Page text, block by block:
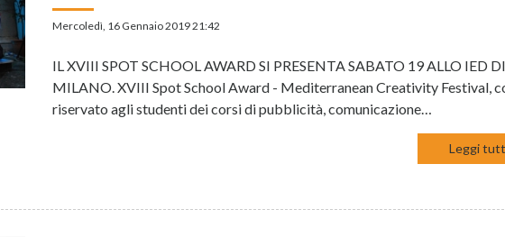
Mercoledì, 16 Gennaio 2019 21:42
IL XVIII SPOT SCHOOL AWARD SI PRESENTA SABATO 19 ALLO IED DI
MILANO. XVIII Spot School Award - Mediterranean Creativity Festival,
riservato agli studenti dei corsi di pubblicità, comunicazione…
Leggi